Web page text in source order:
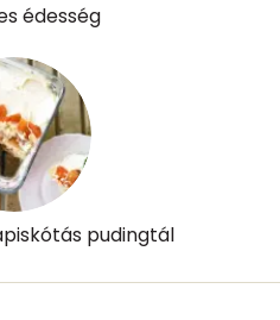
édesség
pudingtál